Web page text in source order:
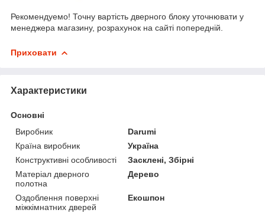
Рекомендуемо! Точну вартість дверного блоку уточнювати у
менеджера магазину, розрахунок на сайті попередній.
Приховати
Характеристики
Основні
Виробник
Darumi
Країна виробник
Україна
Конструктивні особливості
Засклені, Збірні
Матеріал дверного
полотна
Дерево
Оздоблення поверхні
міжкімнатних дверей
Екошпон